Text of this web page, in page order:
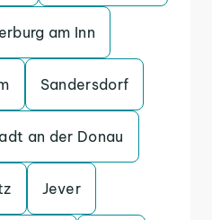
am Inn
Sandersdorf
an der Donau
Jever